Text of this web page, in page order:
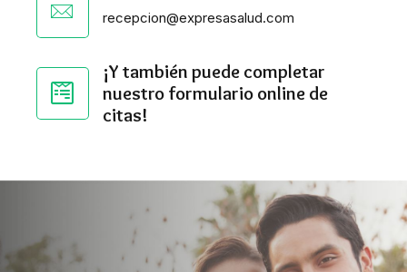
recepcion@expresasalud.com
¡Y también puede completar
nuestro formulario online de
citas!